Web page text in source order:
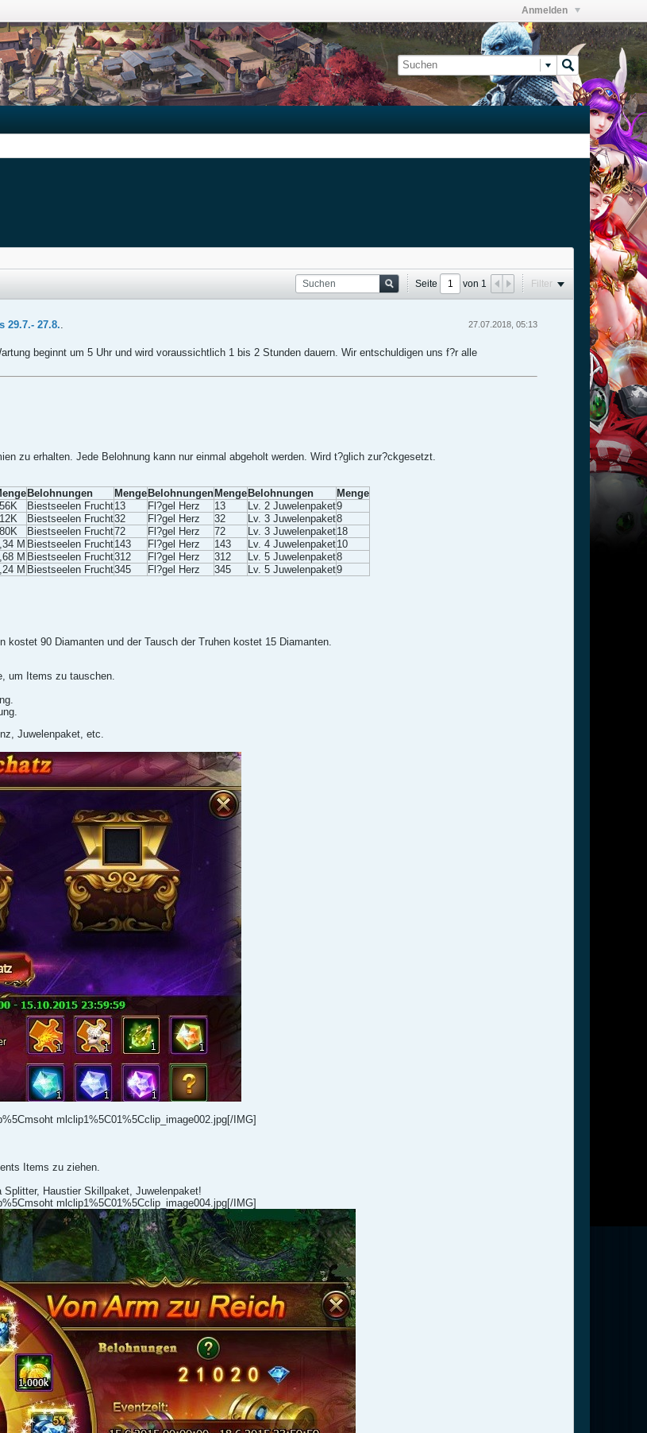
Anmelden
Seite von 1 Filter
29.7.- 27.8.. 27.07.2018, 05:13
beginnt um 5 Uhr und wird voraussichtlich 1 bis 2 Stunden dauern. Wir entschuldigen uns f?r alle
zu erhalten. Jede Belohnung kann nur einmal abgeholt werden. Wird t?glich zur?ckgesetzt.
Belohnungen Menge Belohnungen Menge Belohnungen
Menge
Biestseelen Frucht13 Fl?gel Herz 13 Lv. 2 Juwelenpaket9
Biestseelen Frucht32 Fl?gel Herz 32 Lv. 3 Juwelenpaket8
Biestseelen Frucht72 Fl?gel Herz 72 Lv. 3 Juwelenpaket18
M Biestseelen Frucht143 Fl?gel Herz 143 Lv. 4 Juwelenpaket10
M Biestseelen Frucht312 Fl?gel Herz 312 Lv. 5 Juwelenpaket8
M Biestseelen Frucht345 Fl?gel Herz 345 Lv. 5 Juwelenpaket9
90 Diamanten und der Tausch der Truhen kostet 15 Diamanten.
um Items zu tauschen.
Juwelenpaket, etc.
mlclip1%5C01%5Cclip_image002.jpg[/IMG]
Items zu ziehen.
Haustier Skillpaket, Juwelenpaket!
mlclip1%5C01%5Cclip_image004.jpg[/IMG]